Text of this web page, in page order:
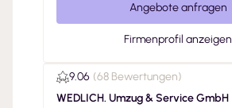
Angebote anfragen
Firmenprofil anzeigen
9.06 (68 Bewertungen)
WEDLICH. Umzug & Service GmbH